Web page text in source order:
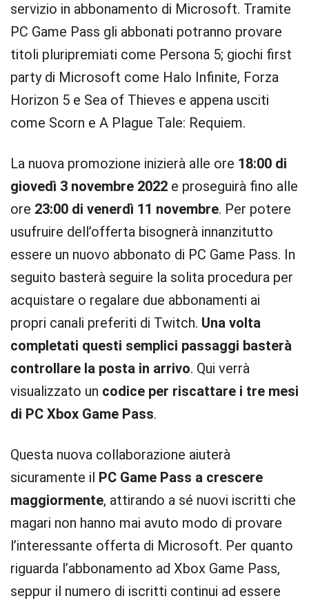
servizio in abbonamento di Microsoft. Tramite
PC Game Pass gli abbonati potranno provare
titoli pluripremiati come Persona 5; giochi first
party di Microsoft come Halo Infinite, Forza
Horizon 5 e Sea of ​​Thieves e appena usciti
come Scorn e A Plague Tale: Requiem.
La nuova promozione inizierà alle ore 18:00 di
giovedì 3 novembre 2022 e proseguirà fino alle
ore 23:00 di venerdì 11 novembre. Per potere
usufruire dell’offerta bisognerà innanzitutto
essere un nuovo abbonato di PC Game Pass. In
seguito basterà seguire la solita procedura per
acquistare o regalare due abbonamenti ai
propri canali preferiti di Twitch. Una volta
completati questi semplici passaggi basterà
controllare la posta in arrivo. Qui verrà
visualizzato un codice per riscattare i tre mesi
di PC Xbox Game Pass.
Questa nuova collaborazione aiuterà
sicuramente il PC Game Pass a crescere
maggiormente, attirando a sé nuovi iscritti che
magari non hanno mai avuto modo di provare
l’interessante offerta di Microsoft. Per quanto
riguarda l’abbonamento ad Xbox Game Pass,
seppur il numero di iscritti continui ad essere